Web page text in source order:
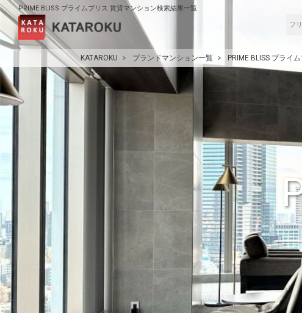
PRIME BLISS プライムブリス 賃貸マンション検索結果一覧
KATAROKU ブランドマンション一覧 PRIME BLISS プライ